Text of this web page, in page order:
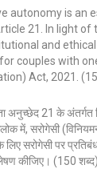
autonomy is an
21. In light
and
couples with
Act, 2021.
अनुच्छेद 21 के अंतर्गत
में, सरोगेसी
लिए सरोगेसी पर
कीजिए। (150 शब्द)